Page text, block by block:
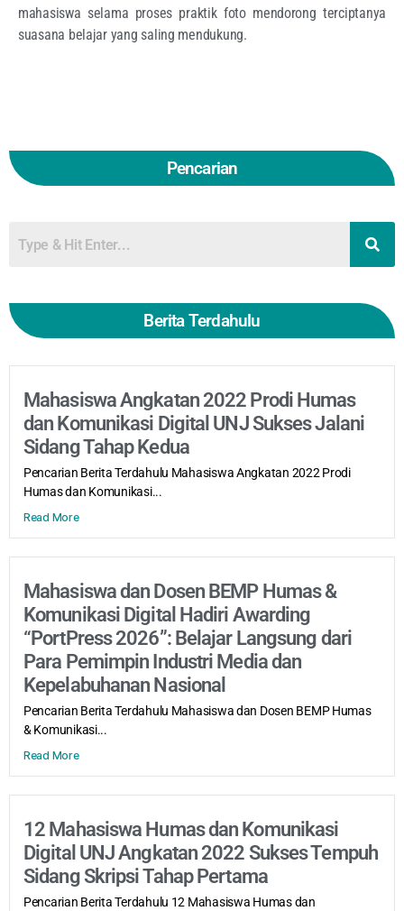
Pencarian
Berita Terdahulu
Mahasiswa Angkatan 2022 Prodi Humas
dan Komunikasi Digital UNJ Sukses Jalani
Sidang Tahap Kedua
Pencarian Berita Terdahulu Mahasiswa Angkatan 2022 Prodi
Humas dan Komunikasi...
Read More
Mahasiswa dan Dosen BEMP Humas &
Komunikasi Digital Hadiri Awarding
“PortPress 2026”: Belajar Langsung dari
Para Pemimpin Industri Media dan
Kepelabuhanan Nasional
Pencarian Berita Terdahulu Mahasiswa dan Dosen BEMP Humas
& Komunikasi...
Read More
12 Mahasiswa Humas dan Komunikasi
Digital UNJ Angkatan 2022 Sukses Tempuh
Sidang Skripsi Tahap Pertama
Pencarian Berita Terdahulu 12 Mahasiswa Humas dan
mahasiswa selama proses praktik foto mendorong terciptanya
suasana belajar yang saling mendukung.